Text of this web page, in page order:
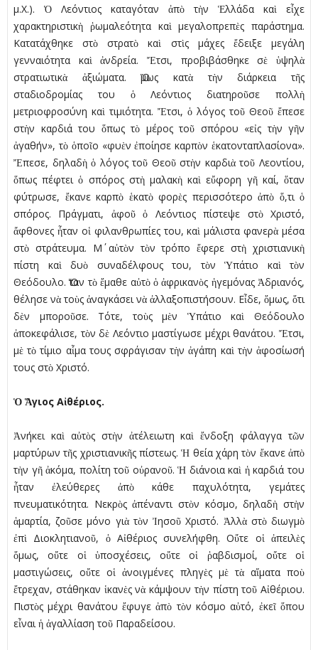
µ.Χ.). Ὁ Λεόντιος καταγόταν ἀπὸ τὴν Ἑλλάδα καὶ εἶχε
χαρακτηριστικὴ ῥωµαλεότητα καὶ µεγαλοπρεπὲς παράστηµα.
Κατατάχθηκε στὸ στρατὸ καὶ στὶς µάχες ἔδειξε µεγάλη
γενναιότητα καὶ ἀνδρεία. Ἔτσι, προβιβάσθηκε σὲ ὑψηλὰ
στρατιωτικὰ ἀξιώµατα. Ὅµως κατὰ τὴν διάρκεια τῆς
σταδιοδροµίας του ὁ Λεόντιος διατηροῦσε πολλὴ
µετριοφροσύνη καὶ τιµιότητα. Ἔτσι, ὁ λόγος τοῦ Θεοῦ ἔπεσε
στὴν καρδιά του ὅπως τὸ µέρος τοῦ σπόρου «εἰς τὴν γῆν
ἀγαθήν», τὸ ὁποῖο «φυὲν ἐποίησε καρπὸν ἑκατονταπλασίονα».
Ἔπεσε, δηλαδὴ ὁ λόγος τοῦ Θεοῦ στὴν καρδιὰ τοῦ Λεοντίου,
ὅπως πέφτει ὁ σπόρος στὴ µαλακὴ καὶ εὔφορη γῆ καί, ὅταν
φύτρωσε, ἔκανε καρπὸ ἑκατὸ φορὲς περισσότερο ἀπὸ ὅ,τι ὁ
σπόρος. Πράγµατι, ἀφοῦ ὁ Λεόντιος πίστεψε στὸ Χριστό,
ἄφθονες ἦταν οἱ φιλανθρωπίες του, καὶ µάλιστα φανερὰ µέσα
στὸ στράτευµα. Μ΄ αὐτὸν τὸν τρόπο ἔφερε στὴ χριστιανικὴ
πίστη καὶ δυὸ συναδέλφους του, τὸν Ὑπάτιο καὶ τὸν
Θεόδουλο. Ὅταν τὸ ἔµαθε αὐτὸ ὁ ἀφρικανὸς ἡγεµόνας Ἀδριανός,
θέλησε νὰ τοὺς ἀναγκάσει νὰ ἀλλαξοπιστήσουν. Εἶδε, ὅµως, ὅτι
δὲν µποροῦσε. Τότε, τοὺς µὲν Ὑπάτιο καὶ Θεόδουλο
ἀποκεφάλισε, τὸν δὲ Λεόντιο µαστίγωσε µέχρι θανάτου. Ἔτσι,
µὲ τὸ τίµιο αἷµα τους σφράγισαν τὴν ἀγάπη καὶ τὴν ἀφοσίωσή
τους στὸ Χριστό.
Ὁ Ἅγιος Αἰθέριος.
Ἀνήκει καὶ αὐτὸς στὴν ἀτέλειωτη καὶ ἔνδοξη φάλαγγα τῶν
µαρτύρων τῆς χριστιανικῆς πίστεως. Ἡ θεία χάρη τὸν ἔκανε ἀπὸ
τὴν γῆ ἀκόµα, πολίτη τοῦ οὐρανοῦ. Ἡ διάνοια καὶ ἡ καρδιά του
ἦταν ἐλεύθερες ἀπὸ κάθε παχυλότητα, γεµάτες
πνευµατικότητα. Νεκρὸς ἀπέναντι στὸν κόσµο, δηλαδὴ στὴν
ἁµαρτία, ζοῦσε µόνο γιὰ τὸν Ἰησοῦ Χριστό. Ἀλλὰ στὸ διωγµὸ
ἐπὶ Διοκλητιανοῦ, ὁ Αἰθέριος συνελήφθη. Οὔτε οἱ ἀπειλὲς
ὅµως, οὔτε οἱ ὑποσχέσεις, οὔτε οἱ ῥαβδισµοί, οὔτε οἱ
µαστιγώσεις, οὔτε οἱ ἀνοιγµένες πληγὲς µὲ τὰ αἵµατα ποὺ
ἔτρεχαν, στάθηκαν ἱκανὲς νὰ κάµψουν τὴν πίστη τοῦ Αἰθέριου.
Πιστὸς µέχρι θανάτου ἔφυγε ἀπὸ τὸν κόσµο αὐτό, ἐκεῖ ὅπου
εἶναι ἡ ἀγαλλίαση τοῦ Παραδείσου.